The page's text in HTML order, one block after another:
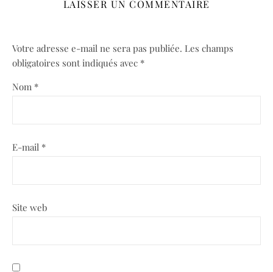
LAISSER UN COMMENTAIRE
Votre adresse e-mail ne sera pas publiée. Les champs
obligatoires sont indiqués avec *
Nom *
E-mail *
Site web